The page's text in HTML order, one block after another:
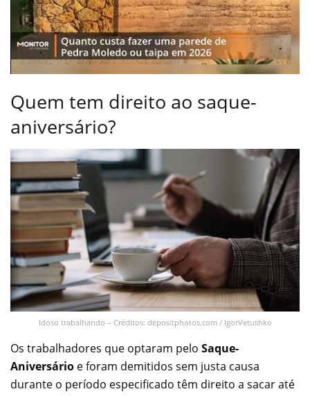
Quem tem direito ao saque-
aniversário?
Idoso trabalhando – Créditos: depositphotos.com / IgorVetushko
Os trabalhadores que optaram pelo Saque-
Aniversário e foram demitidos sem justa causa
durante o período especificado têm direito a sacar até